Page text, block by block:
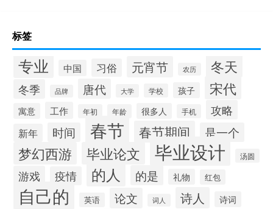
标签
专业 中国 习俗 元宵节 农历 冬天
冬季 品牌 唐代 大学 学校 孩子 宋代
寓意 工作 年初 年龄 很多人 手机 攻略
新年 时间 春节 春节期间 是一个
梦幻西游 毕业论文 毕业设计 汤圆
游戏 疫情 的人 的是 礼物 红包
自己的 英语 论文 词人 诗人 诗词